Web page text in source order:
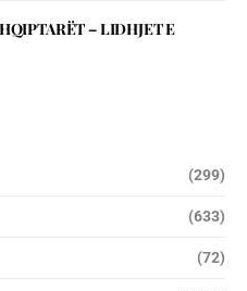
– LIDHJET E
(299)
(633)
(72)